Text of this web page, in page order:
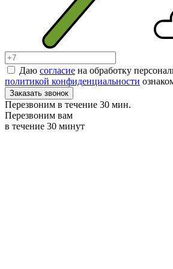
Даю согласие на обработку
политикой конфиденциальности
Заказать звонок
Перезвоним в течение 30 мин.
Перезвоним вам
в течение 30 минут